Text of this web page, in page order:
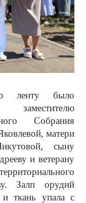
ленту было
заместителю
Собрания
матери
сыну
и ветерану
Залп орудий
и ткань упала с